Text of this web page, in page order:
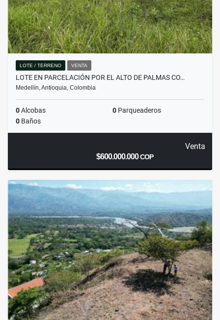
LOTE / TERRENO VENTA
LOTE EN PARCELACIÓN POR EL ALTO DE PALMAS CO…
Medellín, Antioquia, Colombia
0Alcobas 0 Parqueaderos
0 Baños
Venta
$600.000.000COP